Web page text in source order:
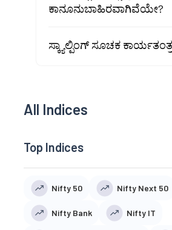
ಕಾನೂನುಬಾಹಿರವಾಗಿವೆಯೇ?
ಸ್ಕ್ಯಾಲ್ಪಿಂಗ್ ಸೂಚಕ
All Indices
Top Indices
Nifty 50 Nifty Next 50
Nifty Bank Nifty IT